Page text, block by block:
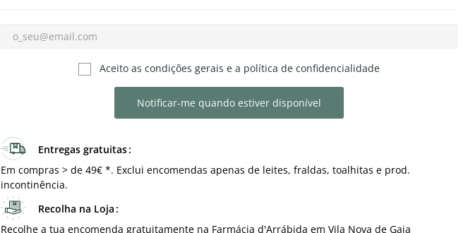
Aceito as condições gerais e a política de confidencialidade
Notificar-me quando estiver disponível
Entregas gratuitas
Em compras > de 49€ *. Exclui encomendas apenas de leites, fraldas, toalhitas e prod.
incontinência.
Recolha na Loja
Recolhe a tua encomenda gratuitamente na Farmácia d'Arrábida em Vila Nova de Gaia